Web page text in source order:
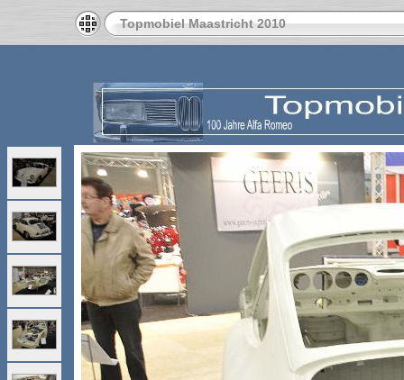
Topmobiel Maastricht 2010